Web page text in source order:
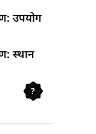
उपयोग
स्थान
?